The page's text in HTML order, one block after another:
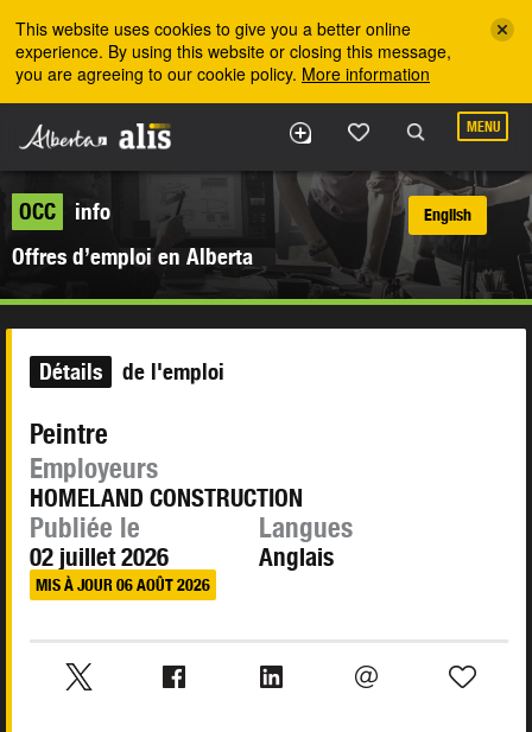
This website uses cookies to give you a better online
experience. By using this website or closing this message,
you are agreeing to our cookie policy. More information
MENU
OCC
info
Offres d’emploi en Alberta
English
Détails de l'emploi
Peintre
Employeurs
HOMELAND CONSTRUCTION
Publiée le
02 juillet 2026
MIS À JOUR 06 AOÛT 2026
Langues
Anglais